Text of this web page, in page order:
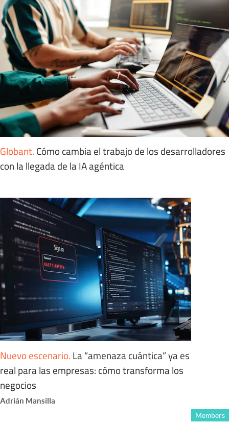
Globant. Cómo cambia el trabajo de los desarrolladores
con la llegada de la IA agéntica
Nuevo escenario. La “amenaza cuántica” ya es
real para las empresas: cómo transforma los
negocios
Adrián Mansilla
Members